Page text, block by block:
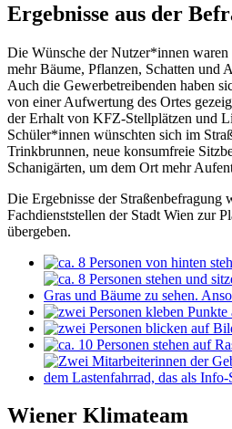
Ergebnisse aus der
Die Wünsche der Nutzer*innen
mehr Bäume, Pflanzen, Schatten und
Auch die Gewerbetreibenden haben
von einer Aufwertung des Ortes
der Erhalt von KFZ-Stellplätzen und
Schüler*innen wünschten sich im
Trinkbrunnen, neue konsumfreie
Schanigärten, um dem Ort mehr
Die Ergebnisse der Straßenbefragung
Fachdienststellen der Stadt Wien zur
übergeben.
Wiener Klimateam